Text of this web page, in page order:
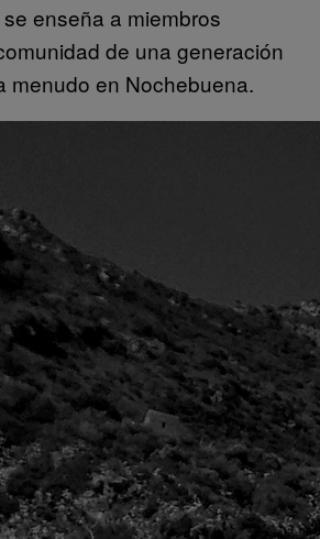
enseña a miembros
de una generación
menudo en Nochebuena.